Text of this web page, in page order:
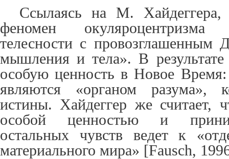
Ссылаясь на М.
феномен
телесности с провозглашенным
мышления и тела». В результате
особую ценность в Новое Время:
являются «органом разума»,
истины. Хайдеггер же считает,
особой ценностью и
остальных чувств ведет к
материального мира» [Fausch,